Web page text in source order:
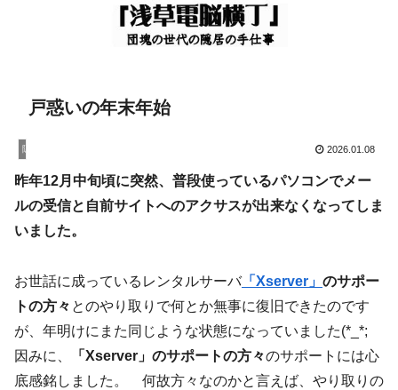
戸惑いの年末年始
隠居暮し 2026.01.08
昨年12月中旬頃に突然、普段使っているパソコンでメー
ルの受信と自前サイトへのアクサスが出来なくなってしま
いました。
お世話に成っているレンタルサーバ「Xserver」 のサポー
トの方々 とのやり取りで何とか無事に復旧できたのです
が、年明けにまた同じような状態になっていました(*_*;
因みに、
「Xserver」のサポートの方々のサポートには心
底感銘しました。 何故方々なのかと言えば、やり取りの